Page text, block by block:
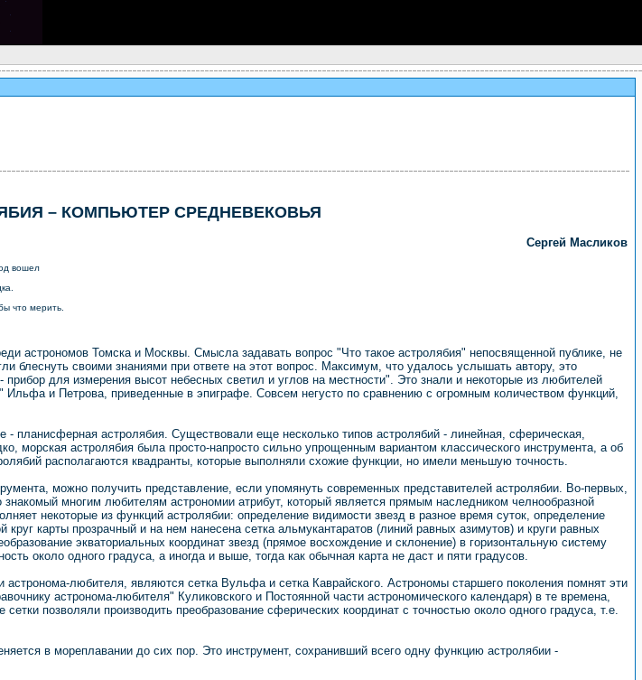
– КОМПЬЮТЕР СРЕДНЕВЕКОВЬЯ
Сергей Масликов
вошел
что мерить.
астрономов Томска и Москвы. Смысла задавать вопрос "Что такое астролябия" непосвященной публике, не
блеснуть своими знаниями при ответе на этот вопрос. Максимум, что удалось услышать автору, это
для измерения высот небесных светил и углов на местности". Это знали и некоторые из любителей
Ильфа и Петрова, приведенные в эпиграфе. Совсем негусто по сравнению с огромным количеством функций,
- планисферная астролябия. Существовали еще несколько типов астролябий - линейная, сферическая,
морская астролябия была просто-напросто сильно упрощенным вариантом классического инструмента, а об
располагаются квадранты, которые выполняли схожие функции, но имели меньшую точность.
можно получить представление, если упомянуть современных представителей астролябии. Во-первых,
многим любителям астрономии атрибут, который является прямым наследником челнообразной
некоторые из функций астролябии: определение видимости звезд в разное время суток, определение
карты прозрачный и на нем нанесена сетка альмукантаратов (линий равных азимутов) и круги равных
экваториальных координат звезд (прямое восхождение и склонение) в горизонтальную систему
около одного градуса, а иногда и выше, тогда как обычная карта не даст и пяти градусов.
любителя, являются сетка Вульфа и сетка Каврайского. Астрономы старшего поколения помнят эти
астронома-любителя" Куликовского и Постоянной части астрономического календаря) в те времена,
позволяли производить преобразование сферических координат с точностью около одного градуса, т.е.
в мореплавании до сих пор. Это инструмент, сохранивший всего одну функцию астролябии -